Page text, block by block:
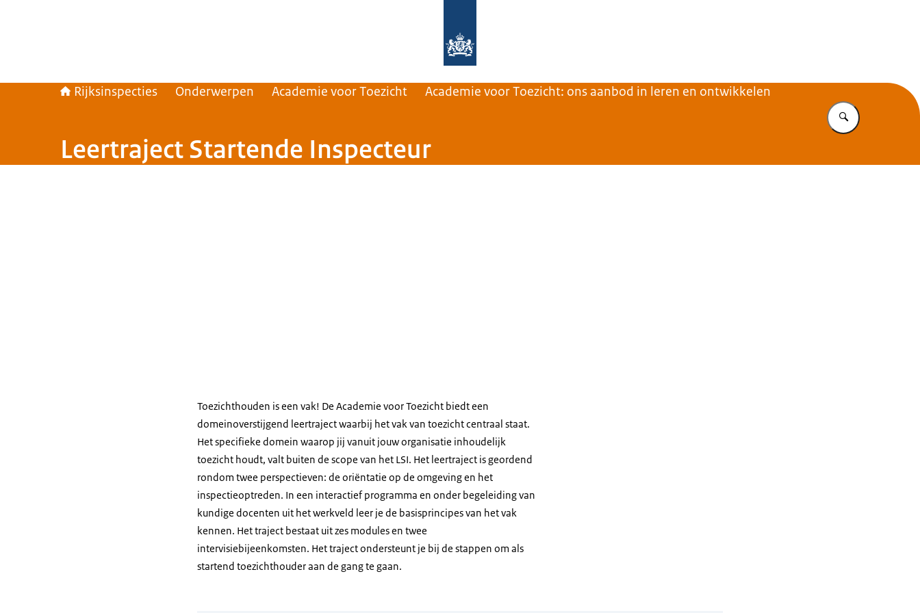
Rijksinspecties Onderwerpen Academie voor Toezicht Academie voor Toezicht: ons aanbod in leren en ontwikkelen
Vul in wat u
Leertraject Startende Inspecteur
Toezichthouden is een vak! De Academie voor Toezicht biedt een
domeinoverstijgend leertraject waarbij het vak van toezicht centraal staat.
Het specifieke domein waarop jij vanuit jouw organisatie inhoudelijk
toezicht houdt, valt buiten de scope van het LSI. Het leertraject is geordend
rondom twee perspectieven: de oriëntatie op de omgeving en het
inspectieoptreden. In een interactief programma en onder begeleiding van
kundige docenten uit het werkveld leer je de basisprincipes van het vak
kennen. Het traject bestaat uit zes modules en twee
intervisiebijeenkomsten. Het traject ondersteunt je bij de stappen om als
startend toezichthouder aan de gang te gaan.